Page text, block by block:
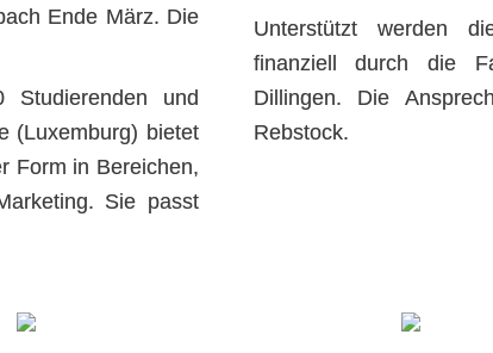
Ende März. Die
und
(Luxemburg) bietet
Form in Bereichen,
Sie passt
Unterstützt werden
finanziell durch die
Dillingen. Die
Rebstock.